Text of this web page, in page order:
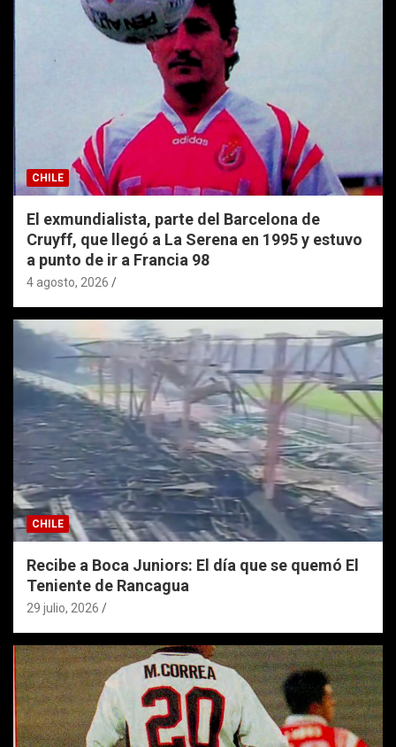
CHILE
El exmundialista, parte del Barcelona de
Cruyff, que llegó a La Serena en 1995 y estuvo
a punto de ir a Francia 98
4 agosto, 2026
CHILE
Recibe a Boca Juniors: El día que se quemó El
Teniente de Rancagua
29 julio, 2026